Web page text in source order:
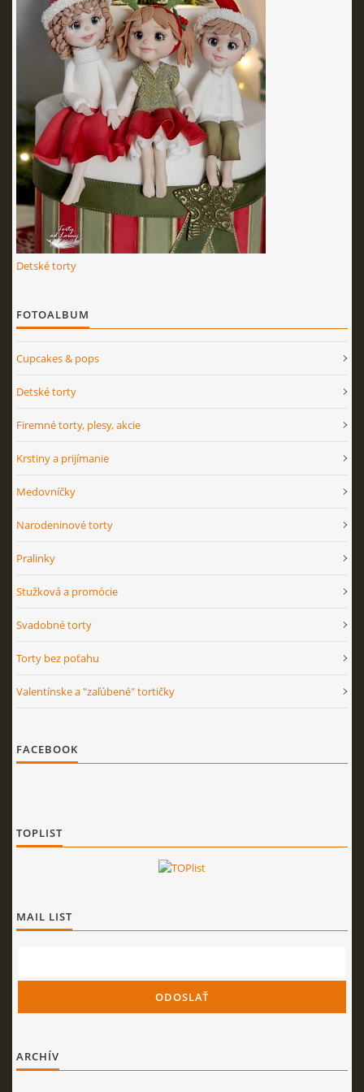
KURZY - ŠKOLENIA
Torty od Lorny
Prievidza
0911494673
tortyodlorny@gmail.com
Detské torty
FOTOALBUM
Cupcakes & pops
Detské torty
Firemné torty, plesy, akcie
Krstiny a prijímanie
Medovníčky
Narodeninové torty
Pralinky
Stužková a promócie
Svadobné torty
Torty bez poťahu
Valentínske a "zaľúbené" tortičky
FACEBOOK
TOPLIST
MAIL LIST
ARCHÍV